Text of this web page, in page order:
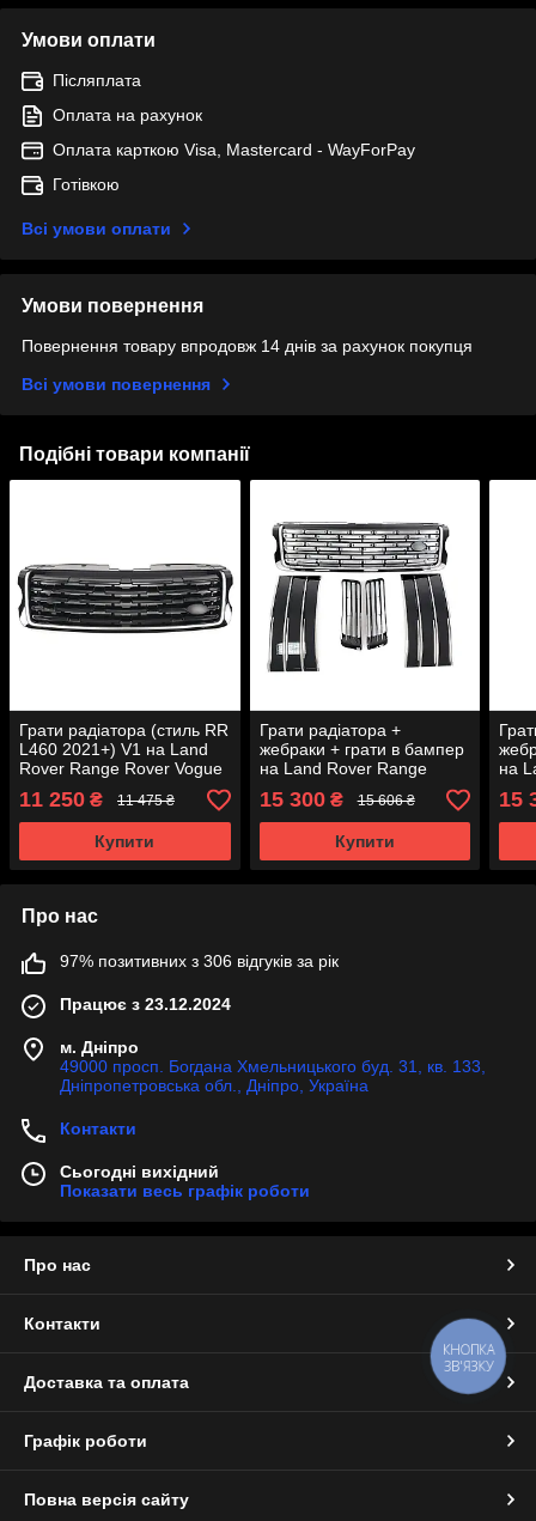
Умови оплати
Післяплата
Оплата на рахунок
Оплата карткою Visa, Mastercard - WayForPay
Готівкою
Всі умови оплати
Умови повернення
Повернення товару впродовж 14 днів за рахунок покупця
Всі умови повернення
Подібні товари компанії
Грати радіатора (стиль RR
L460 2021+) V1 на Land
Rover Range Rover Vogue
L405 2013-2017 року
11 250 ₴ 11 475 ₴
Купити
Грати радіатора +
жебраки + грати в бампер
на Land Rover Range
Rover Vogue L405 2013-
2017 року
15 300₴ 15 606 ₴
Купити
на
15
Про нас
97% позитивних з 306 відгуків за рік
Працює з 23.12.2024
м. Дніпро
49000 просп. Богдана Хмельницького буд. 31, кв. 133,
Дніпропетровська обл., Дніпро, Україна
Контакти
Сьогодні вихідний
Показати весь графік роботи
Про нас
Контакти
Доставка та оплата
Графік роботи
Повна версія сайту
КНОПКА
ЗВ'ЯЗКУ